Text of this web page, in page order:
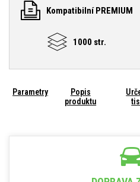
Kompatibilní PREMIUM
1000 str.
Parametry
Popis
produktu